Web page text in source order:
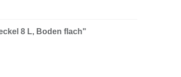
8 L, Boden flach"